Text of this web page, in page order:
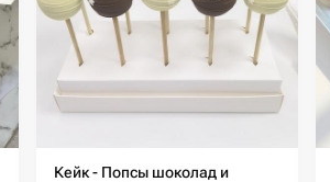
Кейк - Попсы шоколад и